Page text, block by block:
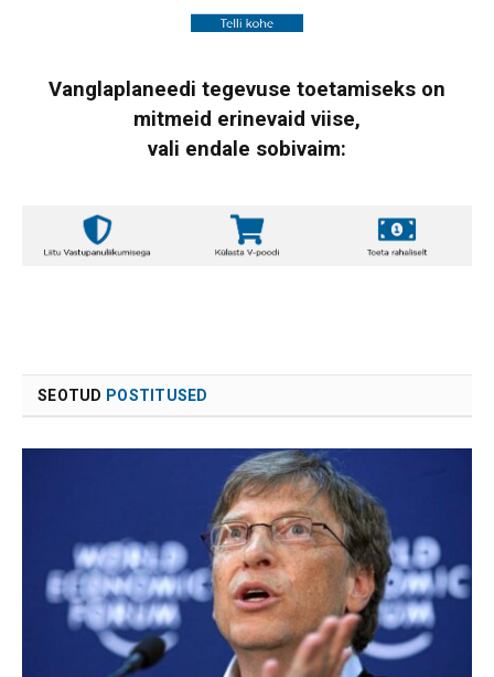
Vanglaplaneedi tegevuse toetamiseks on
mitmeid erinevaid viise,
vali endale sobivaim:
SEOTUD POSTITUSED